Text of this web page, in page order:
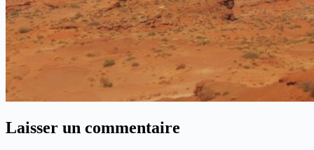
Laisser un commentaire